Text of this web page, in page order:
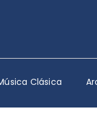
Clásica